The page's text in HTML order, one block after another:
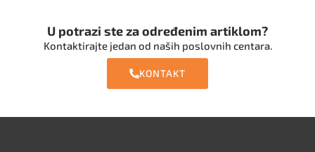
U potrazi ste za određenim artiklom?
Kontaktirajte jedan od naših poslovnih centara.
KONTAKT